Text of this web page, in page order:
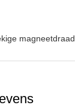
magneetdraad